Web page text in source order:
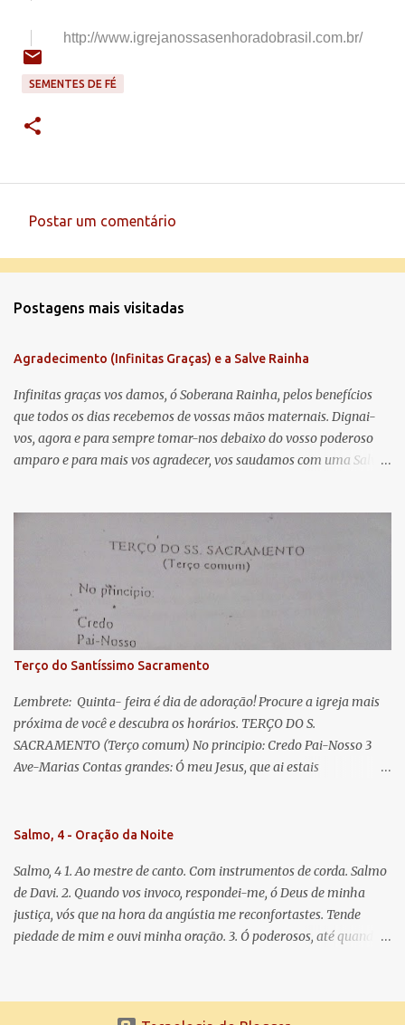
http://www.igrejanossasenhoradobrasil.com.br/
SEMENTES DE FÉ
e
t
á
r
i
o
Postar um comentário
Postagens mais visitadas
Agradecimento (Infinitas Graças) e a Salve Rainha
Infinitas graças vos damos, ó Soberana Rainha, pelos benefícios
que todos os dias recebemos de vossas mãos maternais. Dignai-
vos, agora e para sempre tomar-nos debaixo do vosso poderoso
amparo e para mais vos agradecer, vos saudamos com uma Salve
lágrimas. Eia, pois, Advogada nossa, estes vossos olhos
misericordiosos a nós volvei, e depois deste desterro, mostrai-nos
Jesus. Bendito é o fruto do vosso ventre, ó clemente, ó piedosa, ó
doce e sempre Virgem Maria. Rogai por nós Santa Mãe de Deus.
Para que sejamos dignos das promessas de Cristo. Amém.
Terço do Santíssimo Sacramento
Lembrete: Quinta- feira é dia de adoração! Procure a igreja mais
próxima de você e descubra os horários. TERÇO DO S.
SACRAMENTO (Terço comum) No principio: Credo Pai-Nosso 3
Ave-Marias Contas grandes: Ó meu Jesus, que ai estais
Vós morra eu! Nas contas pequenas: Sacramento de Amor!
que nos salva, dá-nos Vossa força, Vosso perdão e a Vossa
misericórdia. (no fim) Rezar 3 vezes: Louvores e graças se deem a
cada momento ao Santíssimo e Diviníssimo Sacramento.
Salmo, 4 - Oração da Noite
Salmo, 4 1. Ao mestre de canto. Com instrumentos de corda. Salmo
de Davi. 2. Quando vos invoco, respondei-me, ó Deus de minha
justiça, vós que na hora da angústia me reconfortastes. Tende
piedade de mim e ouvi minha oração. 3. Ó poderosos, até quando
o Senhor me ouviu quando o invoquei. 5. Tremei, mas sem pecar;